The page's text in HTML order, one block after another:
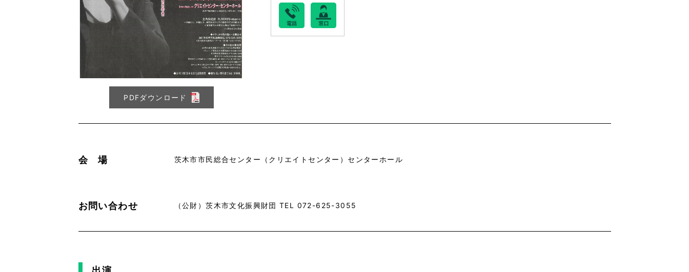
PDFダウンロード
会 場 茨木市市民総合センター（クリエイトセンター）センターホール
お問い合わせ （公財）茨木市文化振興財団 TEL 072-625-3055